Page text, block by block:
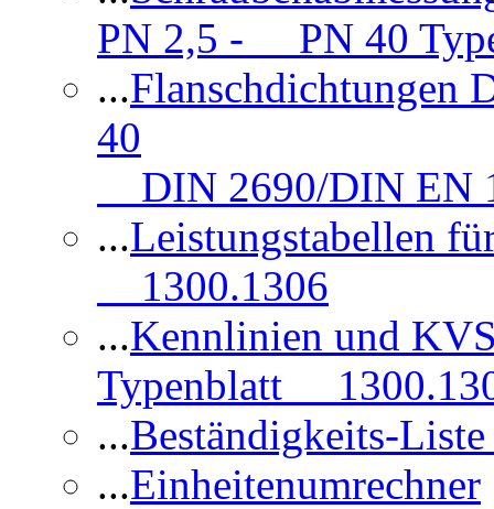
PN 2,5 - PN 40
...
40
DIN 2690/DIN EN
...Leistungstabellen
1300.1306
...Kennlinien und
Typenblatt
...Beständigkeits-
...Einheitenumrechner